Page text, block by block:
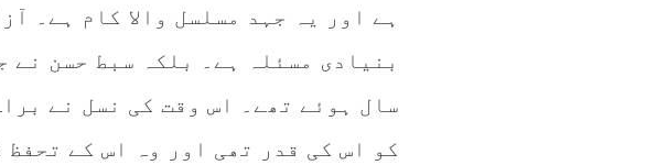
ہے اور یہ جہد مسلسل والا کام ہے۔
بنیادی مسئلہ ہے۔ بلکہ سبط حسن
سال ہوئے تھے۔ اس وقت کی نسل نے
کو اس کی قدر تھی اور وہ اس کے